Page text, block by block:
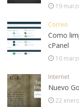
19
Correo
Como
cPanel
10
Internet
Nuevo
22